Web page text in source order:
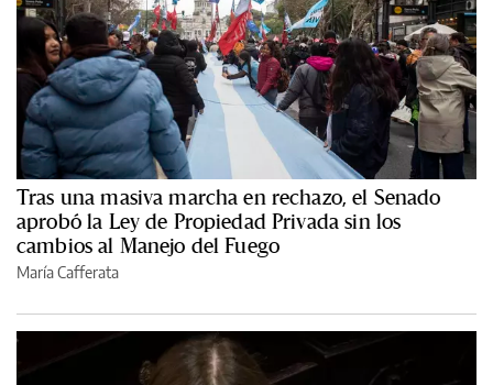
Tras una masiva marcha en rechazo, el Senado
aprobó la Ley de Propiedad Privada sin los
cambios al Manejo del Fuego
María Cafferata